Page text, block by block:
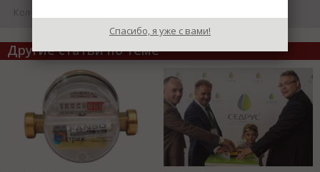
Кол-во просмотров: 17706
Другие статьи по теме
Спасибо, я уже с вами!